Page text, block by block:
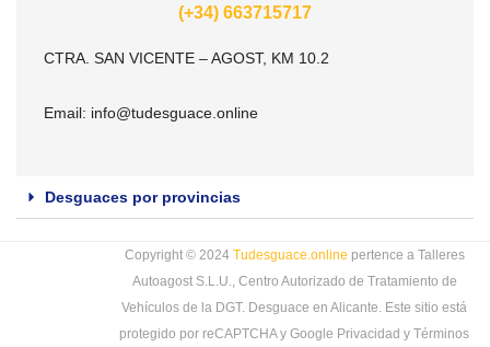
(+34) 663715717
CTRA. SAN VICENTE – AGOST, KM 10.2
Email: info@tudesguace.online
Desguaces por provincias
Copyright © 2024 Tudesguace.online pertence a Talleres
Autoagost S.L.U., Centro Autorizado de Tratamiento de
Vehículos de la DGT. Desguace en Alicante. Este sitio está
protegido por reCAPTCHA y Google Privacidad y Términos